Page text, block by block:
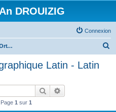
DROUIZIG
Connexion
COL - Correcteur Orthographique Latin - Latin Spell Checker
Latin - Latin
Rechercher
1 sur 1